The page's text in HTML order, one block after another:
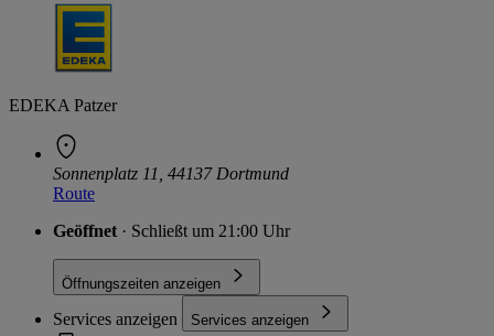
EDEKA Patzer
Sonnenplatz 11, 44137 Dortmund
Route
Geöffnet · Schließt um 21:00 Uhr
Öffnungszeiten anzeigen
Services anzeigen Services anzeigen